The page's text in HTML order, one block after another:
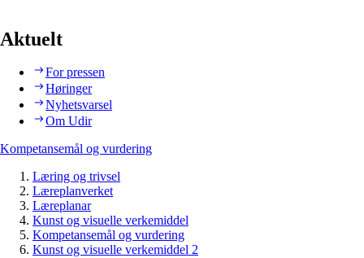
Aktuelt
For pressen
Høringer
Nyhetsvarsel
Om Udir
Kompetansemål og vurdering
Læring og trivsel
Læreplanverket
Læreplanar
Kunst og visuelle verkemiddel
Kompetansemål og vurdering
Kunst og visuelle verkemiddel 2